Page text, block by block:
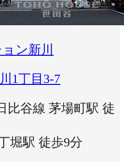
ン新川
1丁目3-7
比谷線 茅場町駅 徒
堀駅 徒歩9分